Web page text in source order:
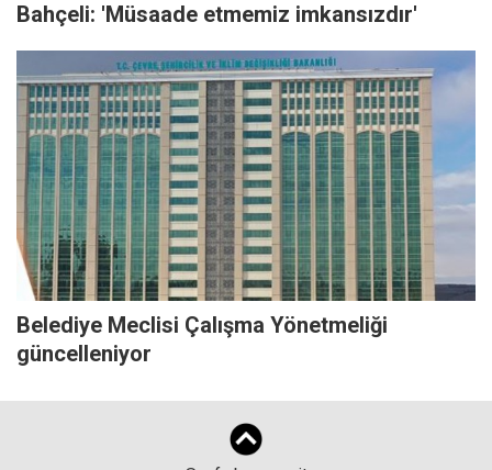
Bahçeli: 'Müsaade etmemiz imkansızdır'
Belediye Meclisi Çalışma Yönetmeliği
güncelleniyor